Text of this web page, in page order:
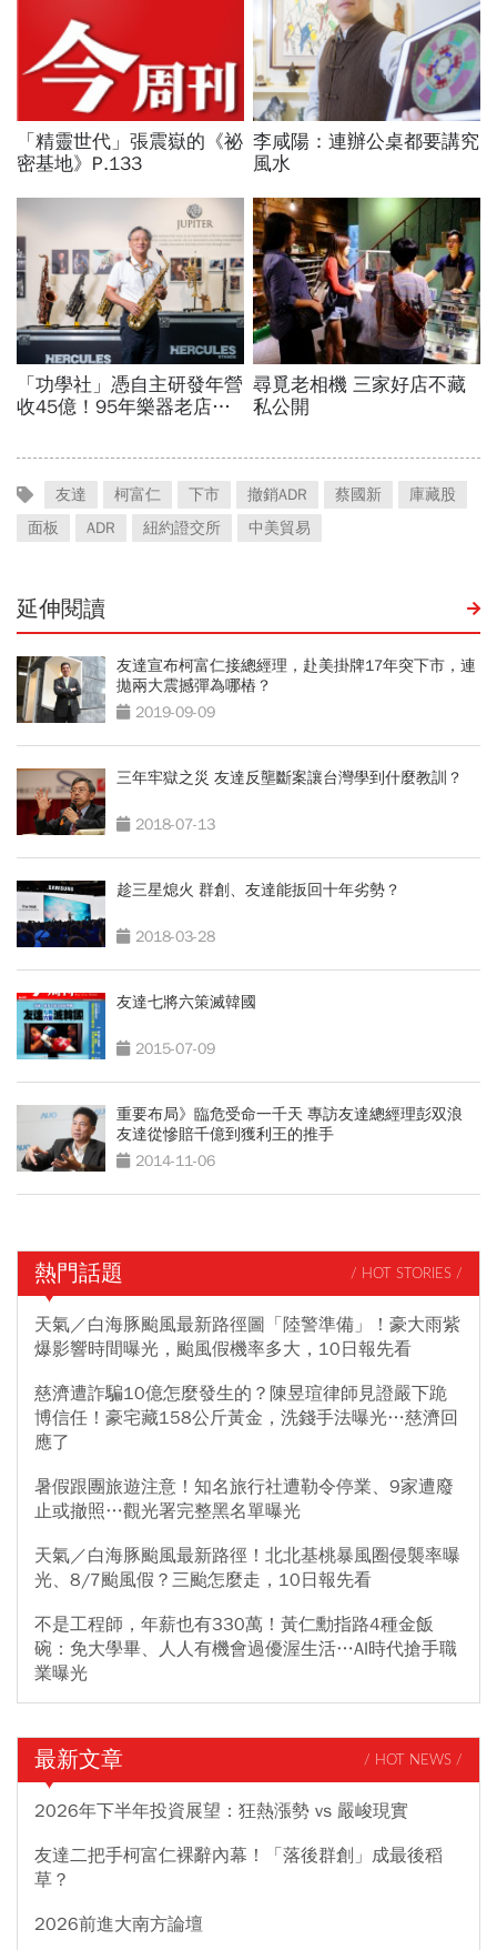
友達 柯富仁 下市 撤銷ADR 蔡國新
庫藏股
面板
ADR 紐約證交所 中美貿易
延伸閱讀
友達宣布柯富仁接總經理，赴美掛牌17年突下市，連
拋兩大震撼彈為哪樁？
2019-09-09
三年牢獄之災 友達反壟斷案讓台灣學到什麼教訓？
2018-07-13
趁三星熄火 群創、友達能扳回十年劣勢？
2018-03-28
友達七將六策滅韓國
2015-07-09
重要布局》臨危受命一千天 專訪友達總經理彭双浪
友達從慘賠千億到獲利王的推手
2014-11-06
熱門話題 / HOT STORIES /
天氣／白海豚颱風最新路徑圖「陸警準備」！豪大雨紫
爆影響時間曝光，颱風假機率多大，10日報先看
慈濟遭詐騙10億怎麼發生的？陳昱瑄律師見證嚴下跪
博信任！豪宅藏158公斤黃金，洗錢手法曝光…慈濟回
應了
暑假跟團旅遊注意！知名旅行社遭勒令停業、9家遭廢
止或撤照…觀光署完整黑名單曝光
天氣／白海豚颱風最新路徑！北北基桃暴風圈侵襲率曝
光、8/7颱風假？三颱怎麼走，10日報先看
不是工程師，年薪也有330萬！黃仁勳指路4種金飯
碗：免大學畢、人人有機會過優渥生活…AI時代搶手職
業曝光
最新文章 / HOT NEWS /
2026年下半年投資展望：狂熱漲勢 vs 嚴峻現實
友達二把手柯富仁裸辭內幕！「落後群創」成最後稻
草？
2026前進大南方論壇